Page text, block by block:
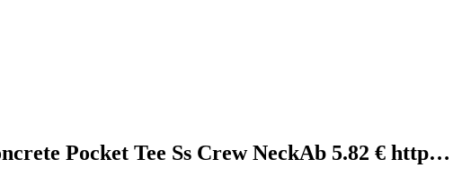
Pocket Tee Ss Crew NeckАb 5.82 € http…